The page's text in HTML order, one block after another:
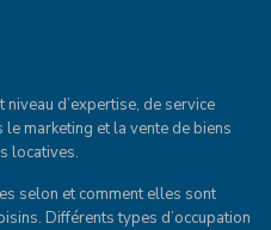
niveau d’expertise, de service
le marketing et la vente de biens
locatives.
selon et comment elles sont
Différents types d’occupation